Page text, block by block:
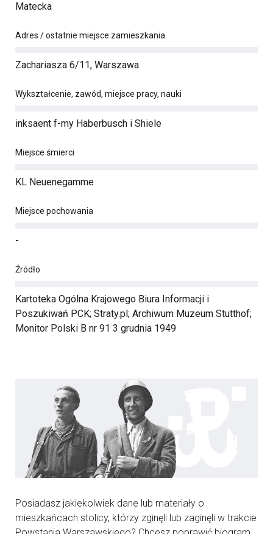
Matecka
Adres / ostatnie miejsce zamieszkania
Zachariasza 6/11, Warszawa
Wykształcenie, zawód, miejsce pracy, nauki
inksaent f-my Haberbusch i Shiele
Miejsce śmierci
KL Neuenegamme
Miejsce pochowania
-
Źródło
Kartoteka Ogólna Krajowego Biura Informacji i
Poszukiwań PCK; Straty.pl; Archiwum Muzeum Stutthof;
Monitor Polski B nr 91 3 grudnia 1949
Posiadasz jakiekolwiek dane lub materiały o
mieszkańcach stolicy, którzy zginęli lub zaginęli w trakcie